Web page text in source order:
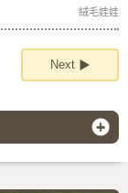
絨毛娃娃
Next ▶